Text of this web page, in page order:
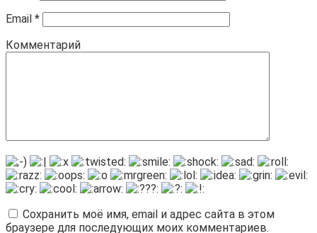
Email *
Комментарий
Сохранить моё имя, email и адрес сайта в этом
браузере для последующих моих комментариев.